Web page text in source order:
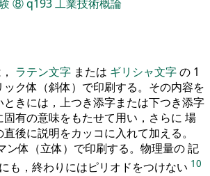
⑧q193工業技術概論
ラテン文字 または ギリシャ文字の 1
ク体（斜体）で印刷する。その内容を
ときには，上つき添字または下つき添字
固有の意味をもたせて用い，さらに 場
後に説明をカッコに入れて加える。
ン体（立体）で印刷する。物理量の 記
も，終わりにはピリオドをつけない 10